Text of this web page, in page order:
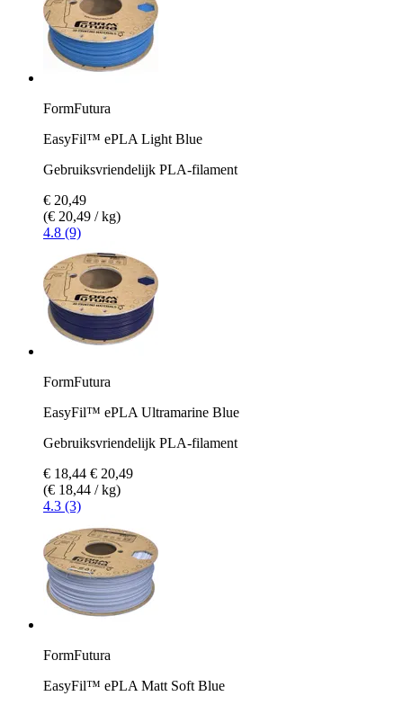
FormFutura
EasyFil™ ePLA Light Blue
Gebruiksvriendelijk PLA-filament
€ 20,49
(€ 20,49 / kg)
4.8 (9)
FormFutura
EasyFil™ ePLA Ultramarine Blue
Gebruiksvriendelijk PLA-filament
€ 18,44 € 20,49
(€ 18,44 / kg)
4.3 (3)
FormFutura
EasyFil™ ePLA Matt Soft Blue